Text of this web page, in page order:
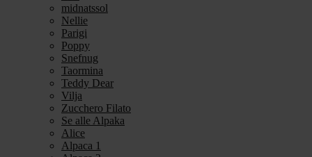
midnatssol
Nellie
Parigi
Poppy
Snefnug
Taormina
Teddy Dear
Vilja
Zucchero Filato
Se alle Alpaka
Alice
Alpaca 1